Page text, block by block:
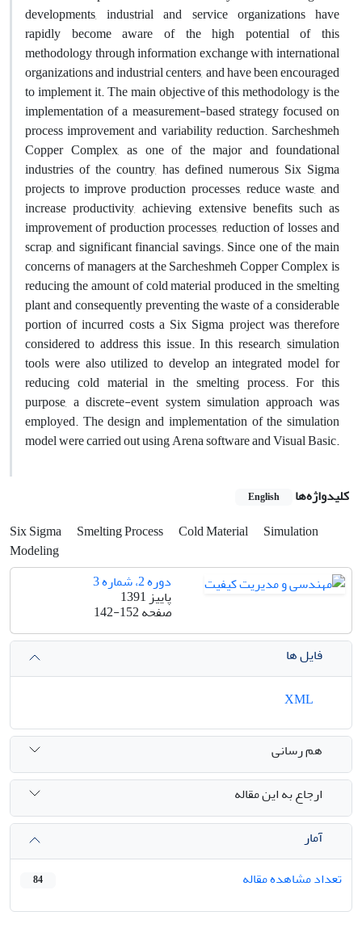
developments, industrial and service organizations have
rapidly become aware of the high potential of this
methodology through information exchange with international
organizations and industrial centers, and have been encouraged
to implement it. The main objective of this methodology is the
implementation of a measurement-based strategy focused on
process improvement and variability reduction. Sarcheshmeh
Copper Complex, as one of the major and foundational
industries of the country, has defined numerous Six Sigma
projects to improve production processes, reduce waste, and
increase productivity, achieving extensive benefits such as
improvement of production processes, reduction of losses and
scrap, and significant financial savings. Since one of the main
concerns of managers at the Sarcheshmeh Copper Complex is
reducing the amount of cold material produced in the smelting
plant and consequently preventing the waste of a considerable
portion of incurred costs a Six Sigma project was therefore
considered to address this issue. In this research, simulation
tools were also utilized to develop an integrated model for
reducing cold material in the smelting process. For this
purpose, a discrete-event system simulation approach was
employed. The design and implementation of the simulation
model were carried out using Arena software and Visual Basic.
کلیدواژه‌ها English
Six Sigma Smelting Process Cold Material
Simulation
Modeling
دوره 2، شماره 3
پاییز 1391
صفحه142-152
فایل ها
هم رسانی
ارجاع به این مقاله
آمار
تعداد مشاهده مقاله
84